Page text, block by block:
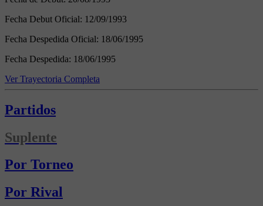
Fecha Debut Oficial: 12/09/1993
Fecha Despedida Oficial: 18/06/1995
Fecha Despedida: 18/06/1995
Ver Trayectoria Completa
Partidos
Suplente
Por Torneo
Por Rival